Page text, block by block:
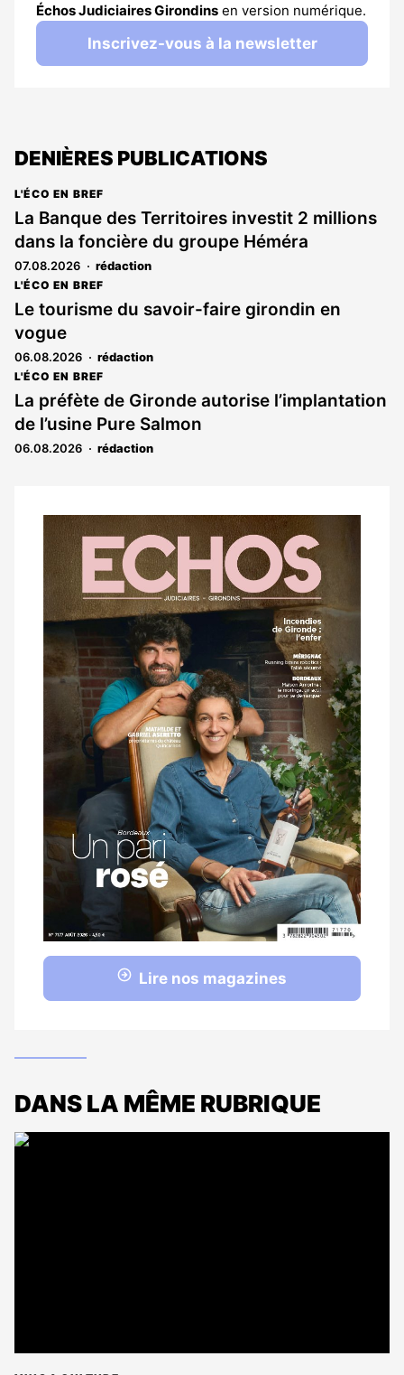
Échos Judiciaires Girondins en version numérique.
Inscrivez-vous à la newsletter
DENIÈRES PUBLICATIONS
L'ÉCO EN BREF
La Banque des Territoires investit 2 millions
dans la foncière du groupe Héméra
07.08.2026 rédaction
L'ÉCO EN BREF
Le tourisme du savoir-faire girondin en
vogue
06.08.2026 rédaction
L'ÉCO EN BREF
La préfète de Gironde autorise l’implantation
de l’usine Pure Salmon
06.08.2026 rédaction
Notre
dernier
magazine
Lire nos magazines
DANS LA MÊME RUBRIQUE